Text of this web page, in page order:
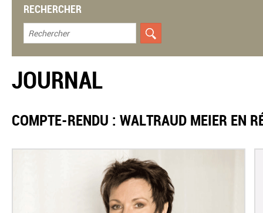
RECHERCHER
JOURNAL
COMPTE-RENDU : WALTRAUD MEIER EN